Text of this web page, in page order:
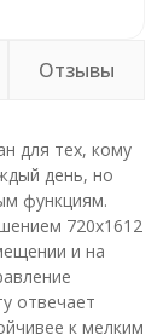
Отзывы
для тех, кому
день, но
функциям.
720x1612
и на
отвечает
к мелким